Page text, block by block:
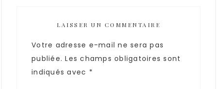
LAISSER UN COMMENTAIRE
Votre adresse e-mail ne sera pas
publiée. Les champs obligatoires sont
indiqués avec *